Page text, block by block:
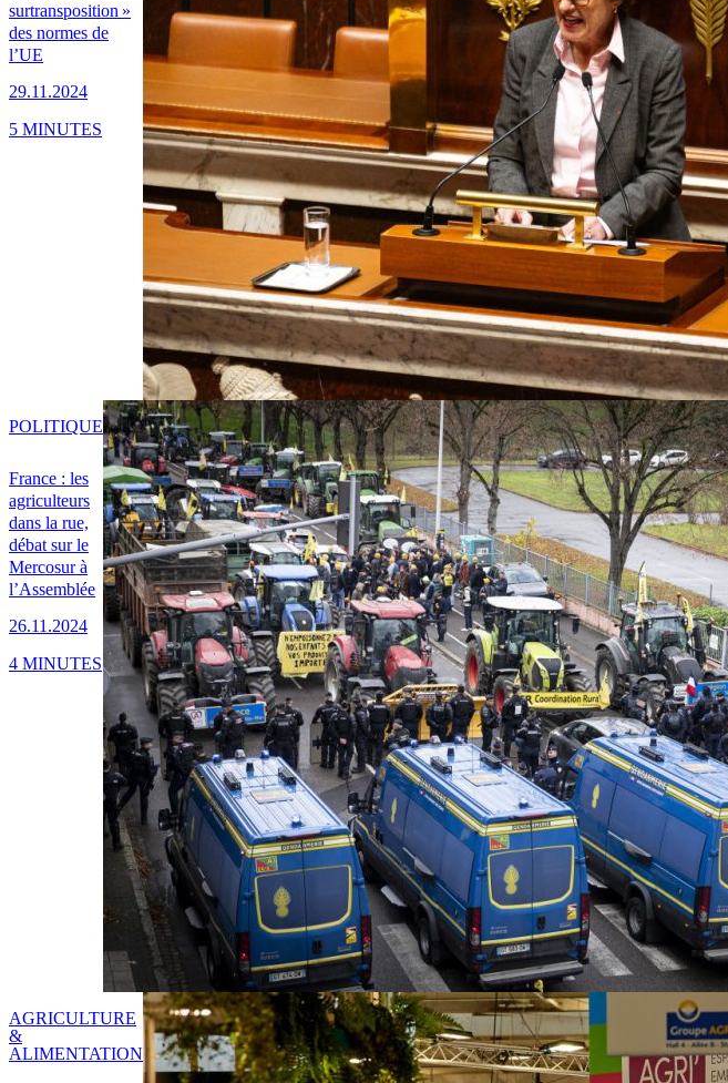
surtransposition »
des normes de
l’UE
29.11.2024
5 MINUTES
France : les
agriculteurs
dans la rue,
débat sur le
Mercosur à
l’Assemblée
26.11.2024
POLITIQUE
4 MINUTES
AGRICULTURE
&
ALIMENTATION